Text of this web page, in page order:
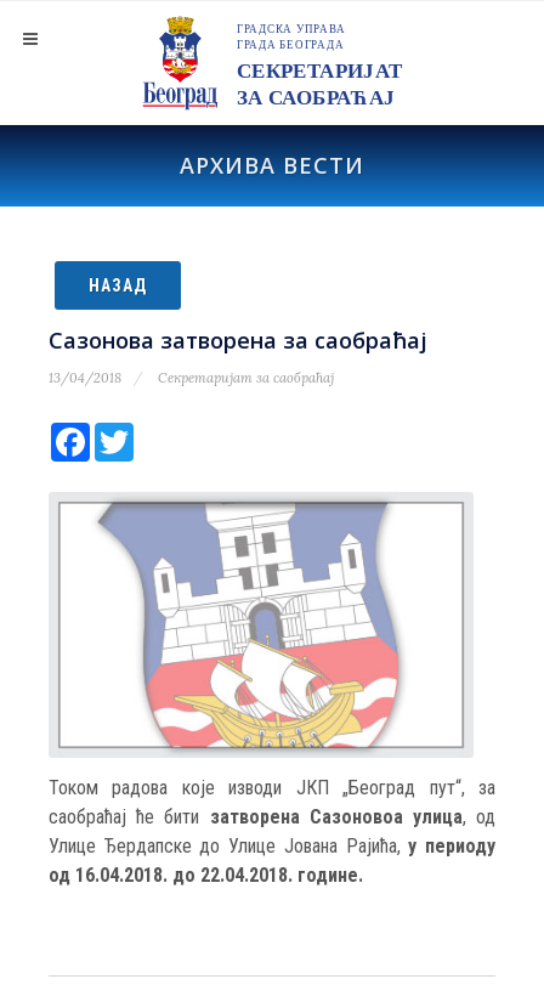
АРХИВА ВЕСТИ
НАЗАД
Сазонова затворена за саобраћај
13/04/2018 Секретаријат за саобраћај
Facebook
Током радова које изводи ЈКП „Београд пут“, за
саобраћај ће бити затворена Сазоновоа улица, од
Улице Ђердапске до Улице Јована Рајића,у периоду
од 16.04.2018. до 22.04.2018. године.